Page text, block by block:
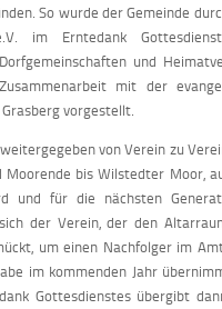
So wurde der Gemeinde
im Erntedank
und
mit der
vorgestellt.
von Verein zu
bis Wilstedter Moor,
und für die nächsten
der Verein, der den
um einen Nachfolger im
im kommenden Jahr
Gottesdienstes übergibt